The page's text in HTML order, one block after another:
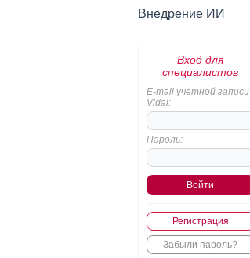
Внедрение ИИ
Вход для
специалистов
E-mail учетной записи
Vidal:
Пароль:
Регистрация
Забыли пароль?